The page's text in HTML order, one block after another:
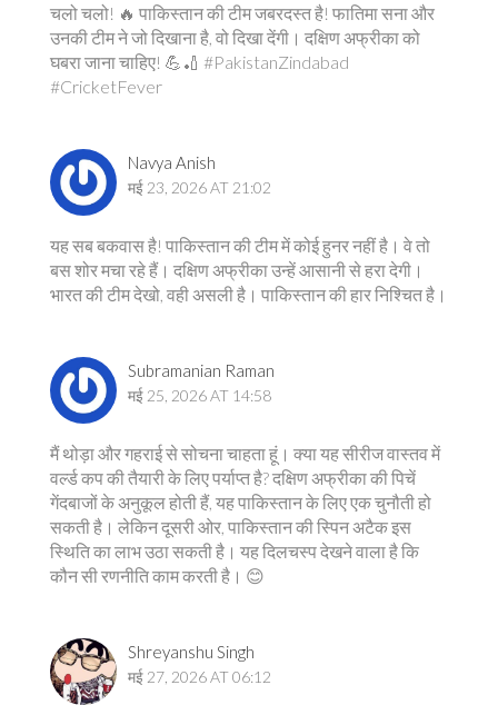
चलो चलो! 🔥 पाकिस्तान की टीम जबरदस्त है! फातिमा सना और
उनकी टीम ने जो दिखाना है, वो दिखा देंगी। दक्षिण अफ्रीका को
घबरा जाना चाहिए! 💪🏏 #PakistanZindabad
#CricketFever
Navya Anish
मई 23, 2026 AT 21:02
यह सब बकवास है! पाकिस्तान की टीम में कोई हुनर नहीं है। वे तो
बस शोर मचा रहे हैं। दक्षिण अफ्रीका उन्हें आसानी से हरा देगी।
भारत की टीम देखो, वही असली है। पाकिस्तान की हार निश्चित है।
Subramanian Raman
मई 25, 2026 AT 14:58
मैं थोड़ा और गहराई से सोचना चाहता हूं। क्या यह सीरीज वास्तव में
वर्ल्ड कप की तैयारी के लिए पर्याप्त है? दक्षिण अफ्रीका की पिचें
गेंदबाजों के अनुकूल होती हैं, यह पाकिस्तान के लिए एक चुनौती हो
सकती है। लेकिन दूसरी ओर, पाकिस्तान की स्पिन अटैक इस
स्थिति का लाभ उठा सकती है। यह दिलचस्प देखने वाला है कि
कौन सी रणनीति काम करती है। 😊
Shreyanshu Singh
मई 27, 2026 AT 06:12